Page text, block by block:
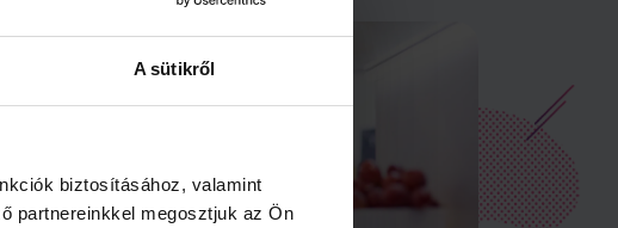
A sütikről
biztosításához, valamint
partnereinkkel megosztjuk az Ön